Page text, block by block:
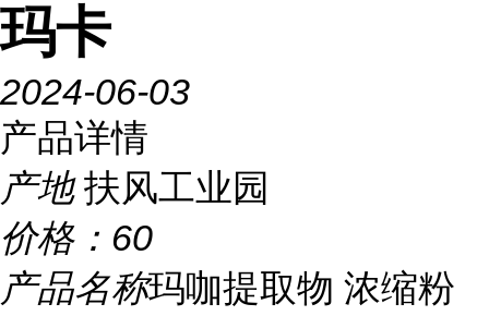
玛卡
2024-06-03
产品详情
产地 扶风工业园
价格： 60
产品名称玛咖提取物 浓缩粉